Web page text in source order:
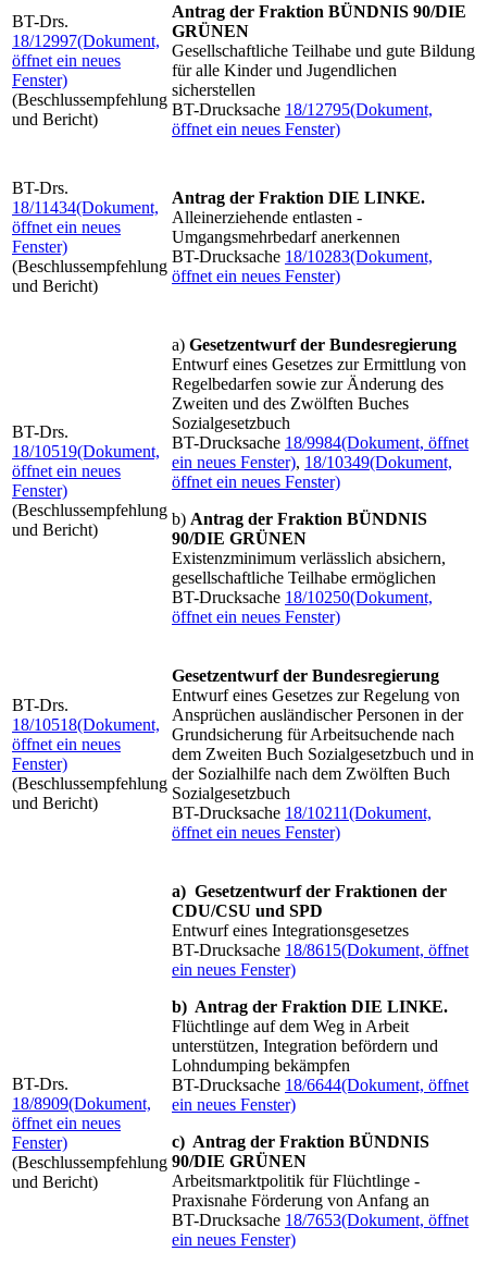
BT-Drs.
18/12997(Dokument,
öffnet ein neues
Fenster)
(Beschlussempfehlung
und Bericht)
Antrag der Fraktion BÜNDNIS 90/DIE
GRÜNEN
Gesellschaftliche Teilhabe und gute Bildung
für alle Kinder und Jugendlichen
sicherstellen
BT-Drucksache 18/12795(Dokument,
öffnet ein neues Fenster)
BT-Drs.
18/11434(Dokument,
öffnet ein neues
Fenster)
(Beschlussempfehlung
und Bericht)
Antrag der Fraktion DIE LINKE.
Alleinerziehende entlasten -
Umgangsmehrbedarf anerkennen
BT-Drucksache 18/10283(Dokument,
öffnet ein neues Fenster)
BT-Drs.
18/10519(Dokument,
öffnet ein neues
Fenster)
(Beschlussempfehlung
und Bericht)
a) Gesetzentwurf der Bundesregierung
Entwurf eines Gesetzes zur Ermittlung von
Regelbedarfen sowie zur Änderung des
Zweiten und des Zwölften Buches
Sozialgesetzbuch
BT-Drucksache 18/9984(Dokument, öffnet
ein neues Fenster), 18/10349(Dokument,
öffnet ein neues Fenster)
b) Antrag der Fraktion BÜNDNIS
90/DIE GRÜNEN
Existenzminimum verlässlich absichern,
gesellschaftliche Teilhabe ermöglichen
BT-Drucksache 18/10250(Dokument,
öffnet ein neues Fenster)
BT-Drs.
18/10518(Dokument,
öffnet ein neues
Fenster)
(Beschlussempfehlung
und Bericht)
Gesetzentwurf der Bundesregierung
Entwurf eines Gesetzes zur Regelung von
Ansprüchen ausländischer Personen in der
Grundsicherung für Arbeitsuchende nach
dem Zweiten Buch Sozialgesetzbuch und in
der Sozialhilfe nach dem Zwölften Buch
Sozialgesetzbuch
BT-Drucksache 18/10211(Dokument,
öffnet ein neues Fenster)
BT-Drs.
18/8909(Dokument,
öffnet ein neues
Fenster)
(Beschlussempfehlung
und Bericht)
a) Gesetzentwurf der Fraktionen der
CDU/CSU und SPD
Entwurf eines Integrationsgesetzes
BT-Drucksache 18/8615(Dokument, öffnet
ein neues Fenster)
b) Antrag der Fraktion DIE LINKE.
Flüchtlinge auf dem Weg in Arbeit
unterstützen, Integration befördern und
Lohndumping bekämpfen
BT-Drucksache 18/6644(Dokument, öffnet
ein neues Fenster)
c) Antrag der Fraktion BÜNDNIS
90/DIE GRÜNEN
Arbeitsmarktpolitik für Flüchtlinge -
Praxisnahe Förderung von Anfang an
BT-Drucksache 18/7653(Dokument, öffnet
ein neues Fenster)